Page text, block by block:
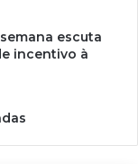
escuta
incentivo à